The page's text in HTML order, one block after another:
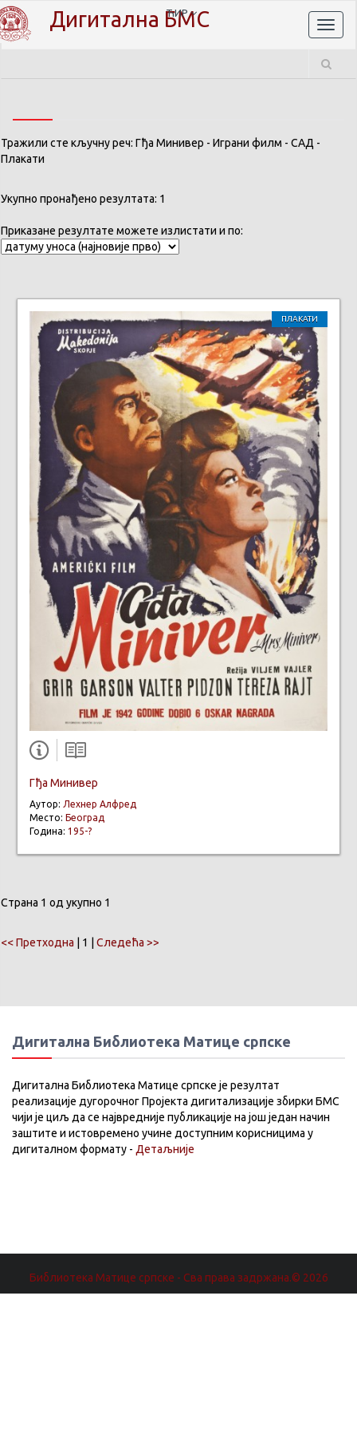
Дигитална БМС
ЋИР
Тражили сте кључну реч: Гђа Минивер - Играни филм - САД -
Плакати
Укупно пронађено резултата: 1
Приказане резултате можете излистати и по:
ПЛАКАТИ
Гђа Минивер
Аутор: Лехнер Алфред
Место: Београд
Година: 195-?
Страна 1 од укупно 1
<< Претходна | 1 | Следећа >>
Дигитална Библиотека Матице српске
Дигитална Библиотека Матице српске је резултат
реализације дугорочног Пројекта дигитализације збирки БМС
чији је циљ да се највредније публикације на још један начин
заштите и истовремено учине доступним корисницима у
дигиталном формату - Детаљније
Библиотека Матице српске - Сва права задржана.© 2026